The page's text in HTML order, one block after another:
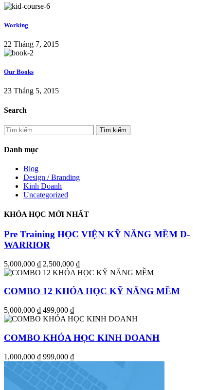
Working
22 Tháng 7, 2015
Our Books
23 Tháng 5, 2015
Search
Tìm
kiếm
cho:
Danh mục
Blog
Design / Branding
Kinh Doanh
Uncategorized
KHÓA HỌC MỚI NHẤT
Pre Training HỌC VIỆN KỸ NĂNG MỀM D-
WARRIOR
5,000,000 ₫ 2,500,000 ₫
COMBO 12 KHÓA HỌC KỸ NĂNG MỀM
5,000,000 ₫ 499,000 ₫
COMBO KHÓA HỌC KINH DOANH
1,000,000 ₫ 999,000 ₫